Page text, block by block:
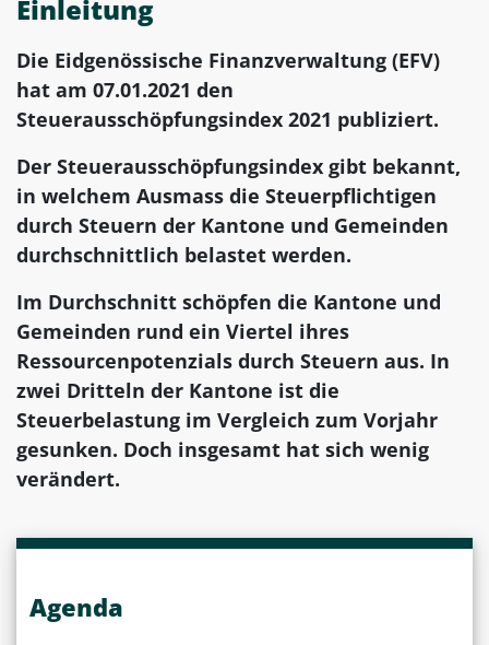
Einleitung
Die Eidgenössische Finanzverwaltung (EFV)
hat am 07.01.2021 den
Steuerausschöpfungsindex 2021 publiziert.
Der Steuerausschöpfungsindex gibt bekannt,
in welchem Ausmass die Steuerpflichtigen
durch Steuern der Kantone und Gemeinden
durchschnittlich belastet werden.
Im Durchschnitt schöpfen die Kantone und
Gemeinden rund ein Viertel ihres
Ressourcenpotenzials durch Steuern aus. In
zwei Dritteln der Kantone ist die
Steuerbelastung im Vergleich zum Vorjahr
gesunken. Doch insgesamt hat sich wenig
verändert.
Agenda